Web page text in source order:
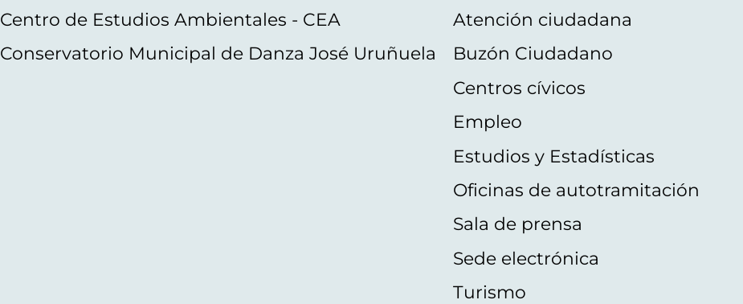
Centro de Estudios Ambientales - CEA
Conservatorio Municipal de Danza José Uruñuela
Atención ciudadana
Buzón Ciudadano
Centros cívicos
Empleo
Estudios y Estadísticas
Oficinas de autotramitación
Sala de prensa
Sede electrónica
Turismo